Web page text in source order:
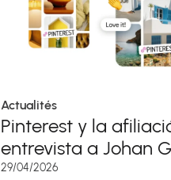
Actualités
Pinterest y la
entrevista a Johan
29/04/2026